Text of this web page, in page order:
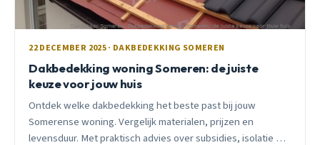
22 DECEMBER 2025 · DAKBEDEKKING SOMEREN
Dakbedekking woning Someren: de juiste
keuze voor jouw huis
Ontdek welke dakbedekking het beste past bij jouw
Somerense woning. Vergelijk materialen, prijzen en
levensduur. Met praktisch advies over subsidies, isolatie en